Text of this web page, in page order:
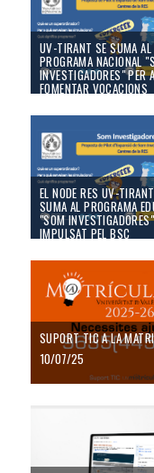
UV-TIRANT SE SUMA AL
PROGRAMA NACIONAL
INVESTIGADORES" PER
FOMENTAR VOCACIONS
El Node RES UV-Tirant
EL NODE RES UV-
SUMA AL PROGRAMA
"SOM INVESTIGADORES"
IMPULSAT PEL BSC
SUPORT TIC A LA
SUPORT TIC A LA
10/07/25